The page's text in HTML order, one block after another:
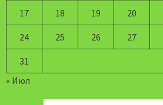
17 18 19 20
24 25 26 27
31
« Июл